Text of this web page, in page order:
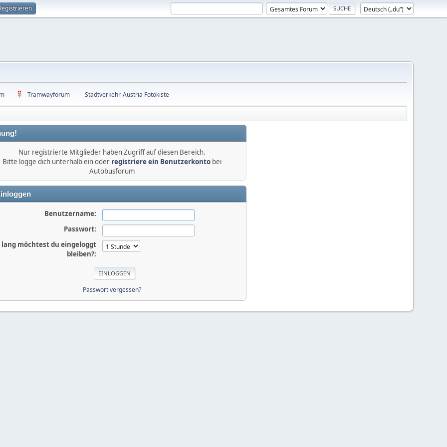
Tramwayforum Stadtverkehr-Austria Fotokiste
Nur registrierte Mitglieder haben Zugriff auf diesen Bereich.
Bitte logge dich unterhalb ein oder registriere ein Benutzerkontobei
Autobusforum
Benutzername:
Passwort:
lang möchtest du eingeloggt
bleiben?:
Passwort vergessen?